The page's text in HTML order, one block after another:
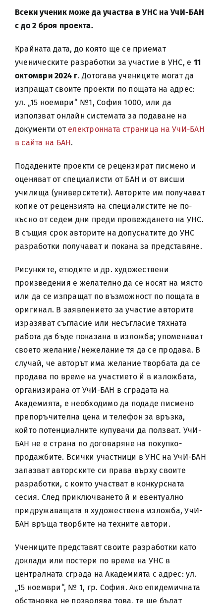
Всеки ученик може да участва в УНС на УчИ-БАН
с до 2 броя проекта.
Крайната дата, до която ще се приемат
ученическите разработки за участие в УНС, е 11
октомври 2024 г. Дотогава учениците могат да
изпращат своите проекти по пощата на адрес:
ул. „15 ноември“ №1, София 1000, или да
използват онлайн системата за подаване на
документи от електронната страница на УчИ-БАН
в сайта на БАН.
Подадените проекти се рецензират писмено и
оценяват от специалисти от БАН и от висши
училища (университети). Авторите им получават
копие от рецензията на специалистите не по-
късно от седем дни преди провеждането на УНС.
В същия срок авторите на допуснатите до УНС
разработки получават и покана за представяне.
Рисунките, етюдите и др. художествени
произведения е желателно да се носят на място
или да се изпращат по възможност по пощата в
оригинал. В заявлението за участие авторите
изразяват съгласие или несъгласие тяхната
работа да бъде показана в изложба; упоменават
своето желание/нежелание тя да се продава. В
случай, че авторът има желание творбата да се
продава по време на участието й в изложбата,
организирана от УчИ-БАН в сградата на
Академията, е необходимо да подаде писмено
препоръчителна цена и телефон за връзка,
който потенциалните купувачи да ползват. УчИ-
БАН не е страна по договаряне на покупко-
продажбите. Всички участници в УНС на УчИ-БАН
запазват авторските си права върху своите
разработки, с които участват в конкурсната
сесия. След приключването й и евентуално
придружаващата я художествена изложба, УчИ-
БАН връща творбите на техните автори.
Учениците представят своите разработки като
доклади или постери по време на УНС в
централната сграда на Академията с адрес: ул.
„15 ноември“, № 1, гр. София. Ако епидемичната
обстановка не позволява това, те ще бъдат